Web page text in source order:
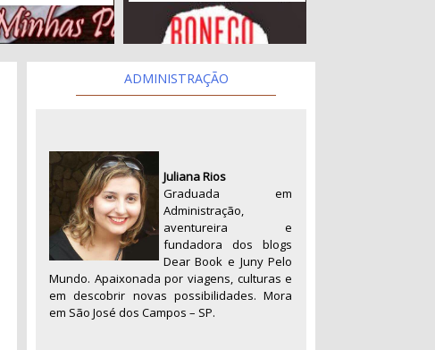
ADMINISTRAÇÃO
Juliana Rios
Graduada em
Administração,
aventureira e
fundadora dos blogs
Dear Book e Juny Pelo
Mundo. Apaixonada por viagens, culturas e
em descobrir novas possibilidades. Mora
em São José dos Campos – SP.